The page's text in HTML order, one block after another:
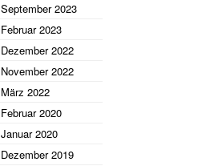
September 2023
Februar 2023
Dezember 2022
November 2022
März 2022
Februar 2020
Januar 2020
Dezember 2019